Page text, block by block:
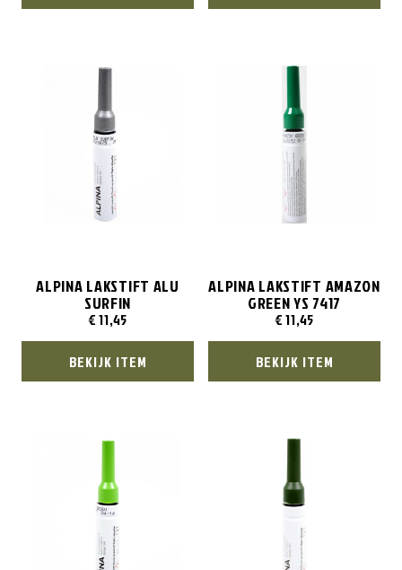
ALPINA LAKSTIFT ALU
SURFIN
€11,45
BEKIJK ITEM
ALPINA LAKSTIFT AMAZON
GREEN YS 7417
€11,45
BEKIJK ITEM